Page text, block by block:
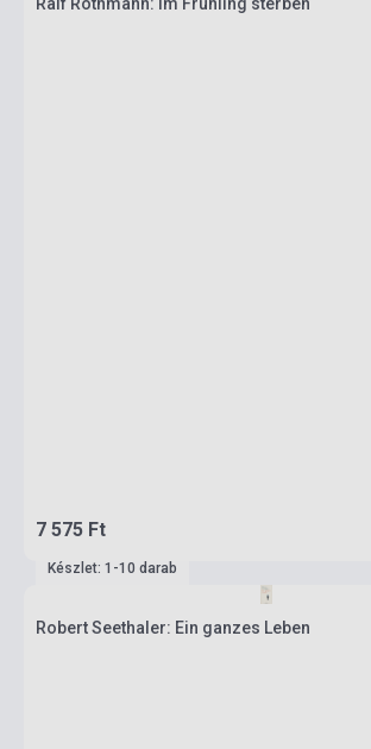
7 575 Ft
Készlet: 1-10 darab
Robert Seethaler: Ein ganzes Leben